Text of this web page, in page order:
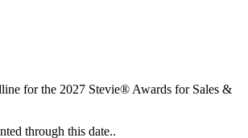
for the 2027 Stevie® Awards for Sales &
through this date..